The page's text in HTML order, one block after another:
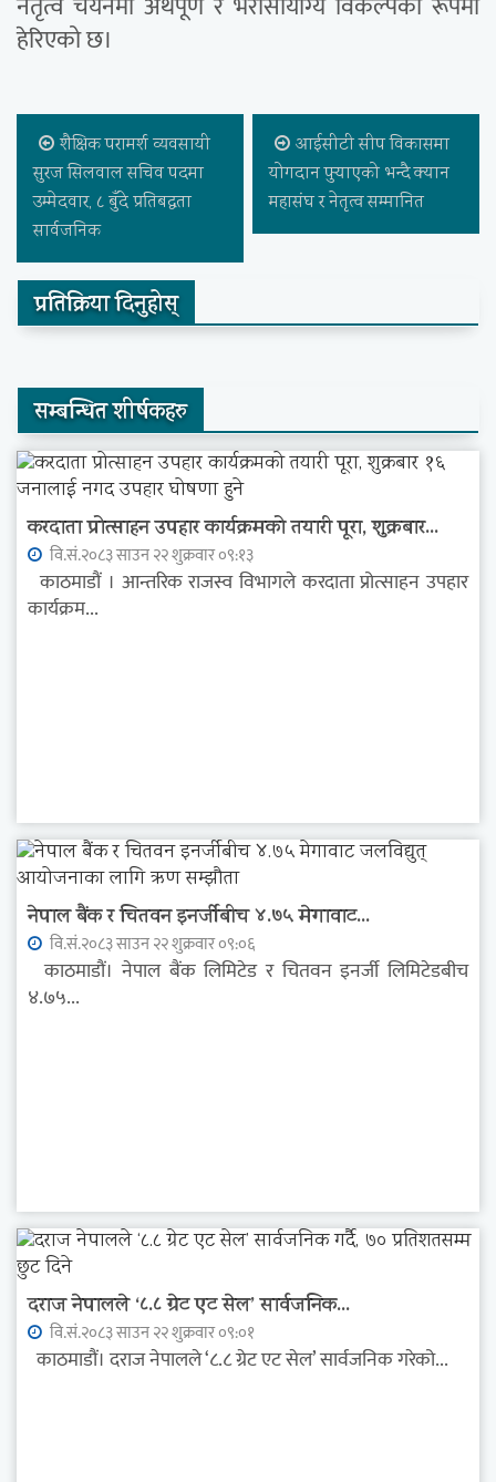
हेरिएको छ।
शैक्षिक परामर्श व्यवसायी
सुरज सिलवाल सचिव पदमा
उम्मेदवार, ८ बुँदे प्रतिबद्धता
सार्वजनिक
आईसीटी सीप विकासमा
योगदान पुर्‍याएको भन्दै क्यान
महासंघ र नेतृत्व सम्मानित
प्रतिक्रिया दिनुहोस्
सम्बन्धित शीर्षकहरु
करदाता प्रोत्साहन उपहार कार्यक्रमको तयारी पूरा, शुक्रबार...
वि.सं.२०८३ साउन २२ शुक्रवार ०९:१३
काठमाडौं । आन्तरिक राजस्व विभागले करदाता प्रोत्साहन उपहार
कार्यक्रम...
नेपाल बैंक र चितवन इनर्जीबीच ४.७५ मेगावाट...
वि.सं.२०८३ साउन २२ शुक्रवार ०९:०६
काठमाडौं। नेपाल बैंक लिमिटेड र चितवन इनर्जी लिमिटेडबीच
४.७५...
दराज नेपालले ‘८.८ ग्रेट एट सेल’ सार्वजनिक...
वि.सं.२०८३ साउन २२ शुक्रवार ०९:०१
काठमाडौं। दराज नेपालले ‘८.८ ग्रेट एट सेल’ सार्वजनिक गरेको...